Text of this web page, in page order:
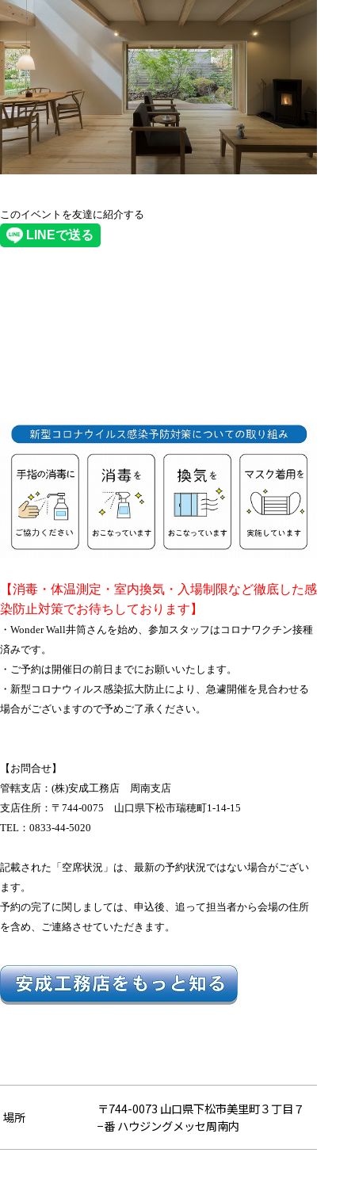
このイベントを友達に紹介する
【消毒・体温測定・室内換気・入場制限など徹底した感
染防止対策でお待ちしております】
・Wonder Wall井筒さんを始め、参加スタッフはコロナワクチン接種
済みです。
・ご予約は開催日の前日までにお願いいたします。
・新型コロナウィルス感染拡大防止により、急遽開催を見合わせる
場合がございますので予めご了承ください。
【お問合せ】
管轄支店：(株)安成工務店 周南支店
支店住所：〒744-0075 山口県下松市瑞穂町1-14-15
TEL：0833-44-5020
記載された「空席状況」は、最新の予約状況ではない場合がござい
ます。
予約の完了に関しましては、申込後、追って担当者から会場の住所
を含め、ご連絡させていただきます。
場所
〒744-0073 山口県下松市美里町３丁目７
−番 ハウジングメッセ周南内